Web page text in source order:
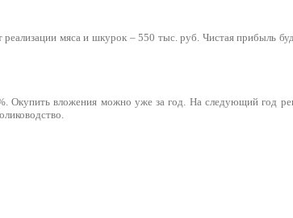
мяса и шкурок – 550 тыс. руб. Чистая прибыль
Окупить вложения можно уже за год. На следующий год